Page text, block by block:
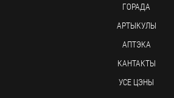
ГОРАДА
АРТЫКУЛЫ
АПТЭКА
КАНТАКТЫ
УСЕ ЦЭНЫ